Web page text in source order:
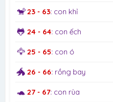
🐒 23 - 63: con khỉ
🐸 24 - 64: con ếch
🦅 25 - 65: con ó
🐲 26 - 66: rồng bay
🐢 27 - 67: con rùa